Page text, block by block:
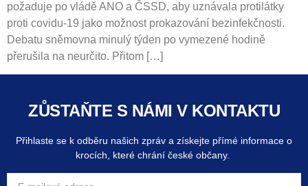
požaduje po vládě ANO a ČSSD, aby uznávala protilátky
proti covidu-19 jako možnost prokazování bezinfekčnosti.
Debatu sněmovna minulý týden po vymezené hodině
přerušila na neurčito. Přitom […]
ZŮSTAŇTE S NÁMI V KONTAKTU
Přihlaste se k odběru našich zpráv a získejte přímé informace o
krocích, které chrání české občany.